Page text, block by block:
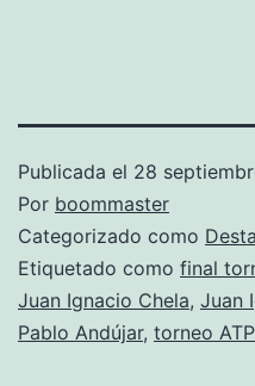
Publicada el 28
Por boommaster
Categorizado como
Etiquetado como final
Juan Ignacio Chela, Juan
Pablo Andújar, torneo